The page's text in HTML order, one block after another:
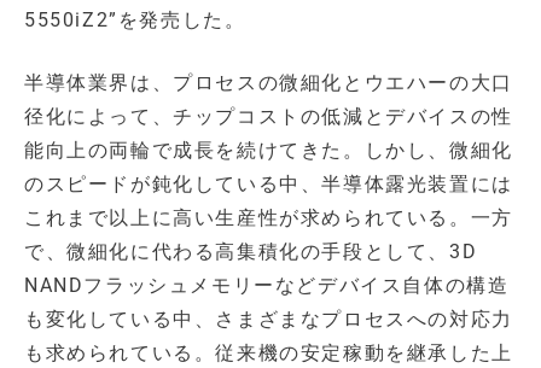
5550iZ2”を発売した。
半導体業界は、プロセスの微細化とウエハーの大口
径化によって、チップコストの低減とデバイスの性
能向上の両輪で成長を続けてきた。しかし、微細化
のスピードが鈍化している中、半導体露光装置には
これまで以上に高い生産性が求められている。一方
で、微細化に代わる高集積化の手段として、3D
NANDフラッシュメモリーなどデバイス自体の構造
も変化している中、さまざまなプロセスへの対応力
も求められている。従来機の安定稼動を継承した上